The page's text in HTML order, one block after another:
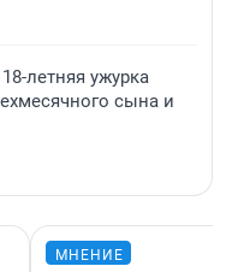
летняя ужурка
сына и
МНЕНИЕ